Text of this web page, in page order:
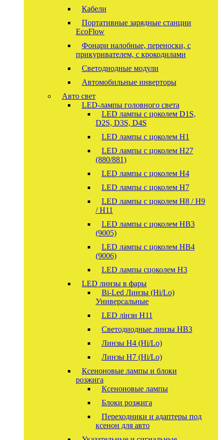
Кабели
Портативные зарядные станции
EcoFlow
Фонари налобные, переноски, с
прикуривателем, с крокодилами
Светодиодные модули
Автомобильные инверторы
Авто свет
LED-лампы головного света
LED лампы с цоколем D1S,
D2S, D3S, D4S
LED лампы с цоколем H1
LED лампы с цоколем H27
(880/881)
LED лампы с цоколем H4
LED лампы с цоколем H7
LED лампы с цоколем H8 / H9
/ H11
LED лампы с цоколем HB3
(9005)
LED лампы с цоколем HB4
(9006)
LED лампы сцоколем H3
LED линзы в фары
Bi-Led Линзы (Hi/Lo)
Универсальные
LED лінзи H11
Светодиодные линзы HB3
Линзы Н4 (Hi/Lo)
Линзы Н7 (Hi/Lo)
Ксеноновые лампы и блоки
розжига
Ксеноновые лампы
Блоки розжига
Переходники и адаптеры под
ксенон для авто